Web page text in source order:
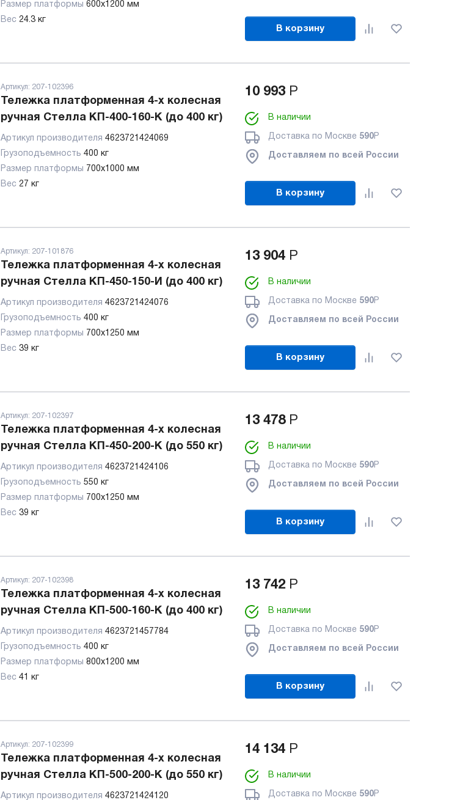
Размер платформы 600х1200 мм
Вес 24.3 кг
В корзину
Артикул: 207-102396
Тележка платформенная 4-х колесная
ручная Стелла КП-400-160-К (до 400 кг)
Артикул производителя 4623721424069
Грузоподъемность 400 кг
Размер платформы 700х1000 мм
Вес 27 кг
10 993 Р
В наличии
Доставка по Москве 590Р
Доставляем по всей России
В корзину
Артикул: 207-101876
Тележка платформенная 4-х колесная
ручная Стелла КП-450-150-И (до 400 кг)
Артикул производителя 4623721424076
Грузоподъемность 400 кг
Размер платформы 700х1250 мм
Вес 39 кг
13 904 Р
В наличии
Доставка по Москве 590Р
Доставляем по всей России
В корзину
Артикул: 207-102397
Тележка платформенная 4-х колесная
ручная Стелла КП-450-200-К (до 550 кг)
Артикул производителя 4623721424106
Грузоподъемность 550 кг
Размер платформы 700х1250 мм
Вес 39 кг
13 478 Р
В наличии
Доставка по Москве 590Р
Доставляем по всей России
В корзину
Артикул: 207-102398
Тележка платформенная 4-х колесная
ручная Стелла КП-500-160-К (до 400 кг)
Артикул производителя 4623721457784
Грузоподъемность 400 кг
Размер платформы 800х1200 мм
Вес 41 кг
13 742 Р
В наличии
Доставка по Москве 590Р
Доставляем по всей России
В корзину
Артикул: 207-102399
Тележка платформенная 4-х колесная
ручная Стелла КП-500-200-К (до 550 кг)
Артикул производителя 4623721424120
14 134 Р
В наличии
Доставка по Москве 590Р